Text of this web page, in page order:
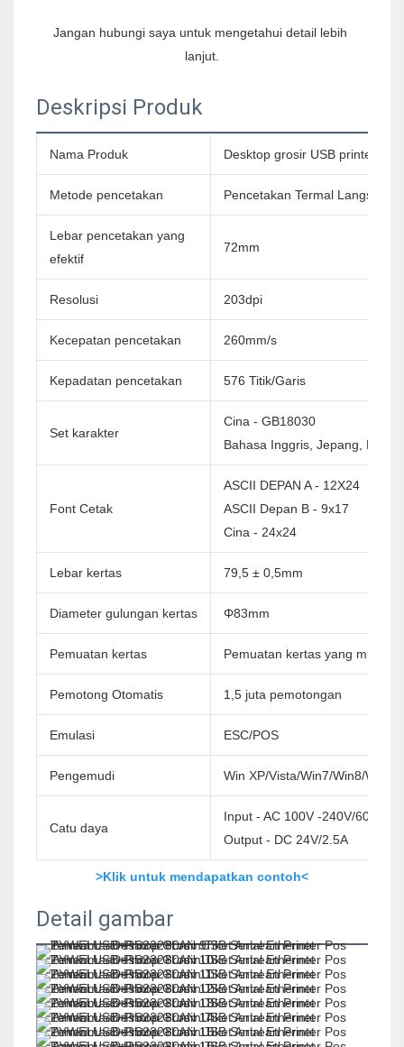
Jangan hubungi saya untuk mengetahui detail lebih
Deskripsi Produk
Nama Produk Desktop grosir USB printer
Metode pencetakan Pencetakan Termal Langsung
Lebar pencetakan yang
efektif
72mm
Resolusi 203dpi
Kecepatan pencetakan 260mm/s
Kepadatan pencetakan 576 Titik/Garis
Set karakter
Cina - GB18030
Bahasa Inggris, Jepang,
Font Cetak
ASCII DEPAN A - 12X24
ASCII Depan B - 9x17
Cina - 24x24
Lebar kertas 79,5 ± 0,5mm
Diameter gulungan kertas Φ83mm
Pemuatan kertas Pemuatan kertas yang mudah
Pemotong Otomatis 1,5 juta pemotongan
Emulasi ESC/POS
Pengemudi Win XP/Vista/Win7/Win8/
Catu daya
Input - AC 100V -240V/60Hz
Output - DC 24V/2.5A
>Klik untuk mendapatkan contoh<
Detail gambar